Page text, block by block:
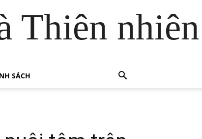
Thiên nhiên
SÁCH